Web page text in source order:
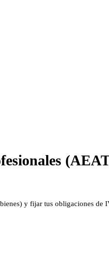
y fijar tus obligaciones de